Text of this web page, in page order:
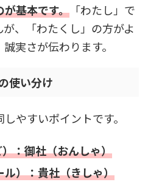
基本です。 「わたし」で
、「わたくし」の方がよ
実さが伝わります。
使い分け
やすいポイントです。
：御社（おんしゃ）
ル）：貴社（きしゃ）